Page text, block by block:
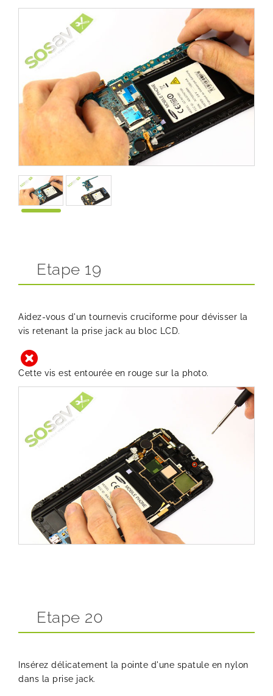
Etape 19
Aidez-vous d'un tournevis cruciforme pour dévisser la
vis retenant la prise jack au bloc LCD.
Cette vis est entourée en rouge sur la photo.
Etape 20
Insérez délicatement la pointe d'une spatule en nylon
dans la prise jack.